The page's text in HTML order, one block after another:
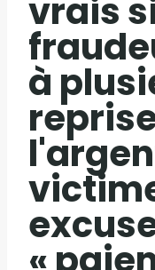
vrais
à